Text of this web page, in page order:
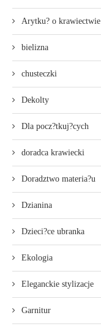
Arytku? o krawiectwie
bielizna
chusteczki
Dekolty
Dla pocz?tkuj?cych
doradca krawiecki
Doradztwo materia?u
Dzianina
Dzieci?ce ubranka
Ekologia
Eleganckie stylizacje
Garnitur